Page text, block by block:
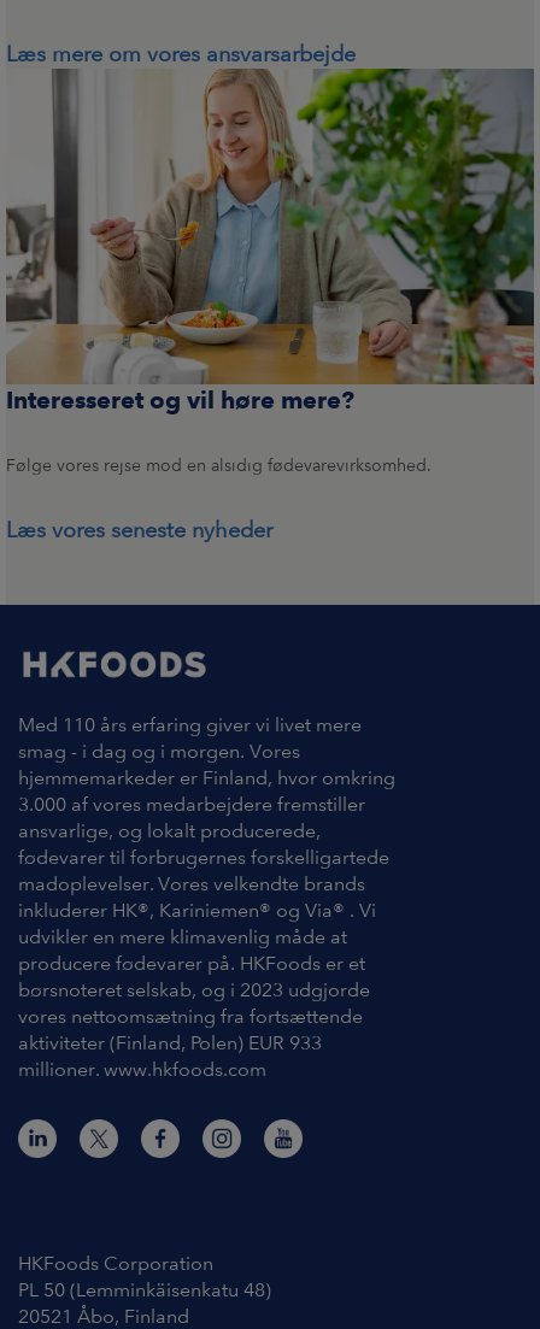
Læs mere om vores ansvarsarbejde
Interesseret og vil høre mere?
Følge vores rejse mod en alsidig fødevarevirksomhed.
Læs vores seneste nyheder
Med 110 års erfaring giver vi livet mere
smag - i dag og i morgen. Vores
hjemmemarkeder er Finland, hvor omkring
3.000 af vores medarbejdere fremstiller
ansvarlige, og lokalt producerede,
fødevarer til forbrugernes forskelligartede
madoplevelser. Vores velkendte brands
inkluderer HK®, Kariniemen® og Via® . Vi
udvikler en mere klimavenlig måde at
producere fødevarer på. HKFoods er et
børsnoteret selskab, og i 2023 udgjorde
vores nettoomsætning fra fortsættende
aktiviteter (Finland, Polen) EUR 933
millioner. www.hkfoods.com
HKFoods Corporation
PL 50 (Lemminkäisenkatu 48)
20521 Åbo, Finland